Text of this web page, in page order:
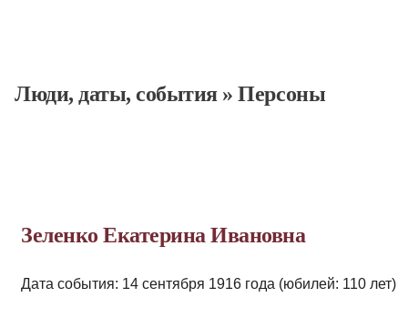
Люди, даты, cобытия»Персоны
Зеленко Екатерина Ивановна
Дата события: 14 сентября 1916 года (юбилей: 110 лет)